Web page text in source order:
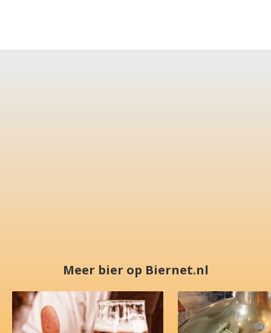
Meer bier op Biernet.nl